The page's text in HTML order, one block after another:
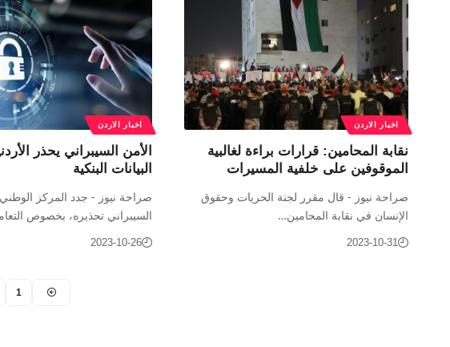
اخبار الاردن
نقابة المحامين: قرارات براءة لغالبية
الموقوفين على خلفية المسيرات
صراحة نيوز - قال مقرر لجنة الحريات وحقوق
الإنسان في نقابة المحامين…
2023-10-31
اخبار الاردن
الأمن السيبراني يحذر
البيانات البنكية
صراحة نيوز - جدد المركز
السيبراني تحذيره، بخصوص
2023-10-26
1